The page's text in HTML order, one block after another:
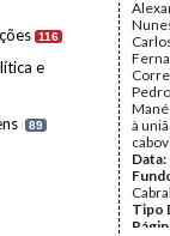
116
e
89
à
Data:
Tipo